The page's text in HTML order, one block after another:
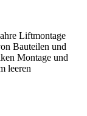
Liftmontage
Bauteilen und
Montage und
leeren